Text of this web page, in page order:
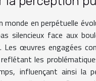
problématiques
monde en perpétuelle
silencieux face aux
Les œuvres engagées
les
influençant ainsi la